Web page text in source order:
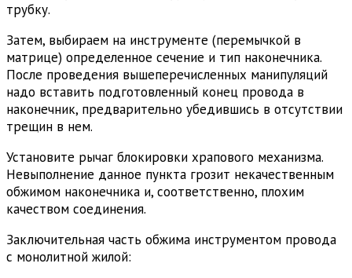
трубку.
Затем, выбираем на инструменте (перемычкой в
матрице) определенное сечение и тип наконечника.
После проведения вышеперечисленных манипуляций
надо вставить подготовленный конец провода в
наконечник, предварительно убедившись в отсутствии
трещин в нем.
Установите рычаг блокировки храпового механизма.
Невыполнение данное пункта грозит некачественным
обжимом наконечника и, соответственно, плохим
качеством соединения.
Заключительная часть обжима инструментом провода
с монолитной жилой: